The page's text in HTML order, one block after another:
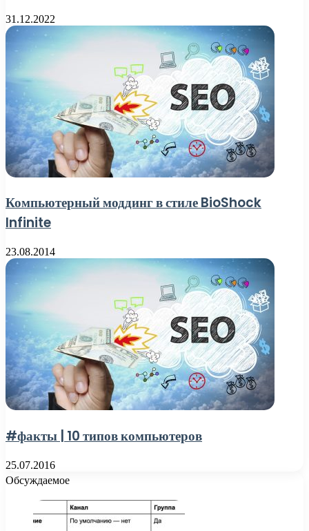
31.12.2022
Компьютерный моддинг в стиле BioShock
Infinite
23.08.2014
#факты | 10 типов компьютеров
25.07.2016
Обсуждаемое